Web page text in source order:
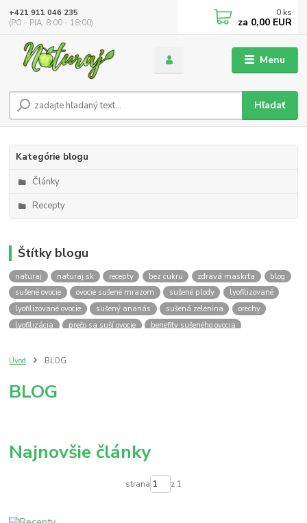
Menu
Hľadať
+421 911 046 235
(PO - PIA, 8:00 - 18:00)
0 ks
za 0,00 EUR
Kategórie blogu
Články
Recepty
Štítky blogu
naturaj naturaj.sk recepty bez cukru zdravá maskrta
blog
sušené ovocie
ovocie sušené mrazom sušené plody
lyofilizované
lyofilizované ovocie
sušený ananás sušená zelenina
orechy
lyofilizácia
prečo sa suší ovocie
benefity sušeného ovocia
sušené jablká
zdravý recept tofu quinoa
japan
amasaké ryža
Úvod BLOG
BLOG
Najnovšie články
strana z 1